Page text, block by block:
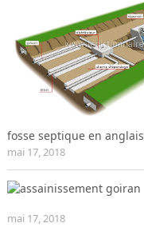
fosse septique en anglais
mai 17, 2018
mai 17, 2018